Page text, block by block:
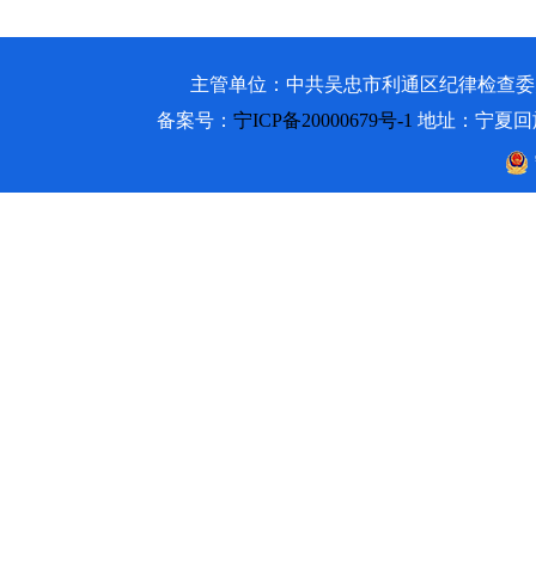
主管单位：中共吴忠市利通区纪律检查
备案号： 宁ICP备20000679号-1 地址：宁夏